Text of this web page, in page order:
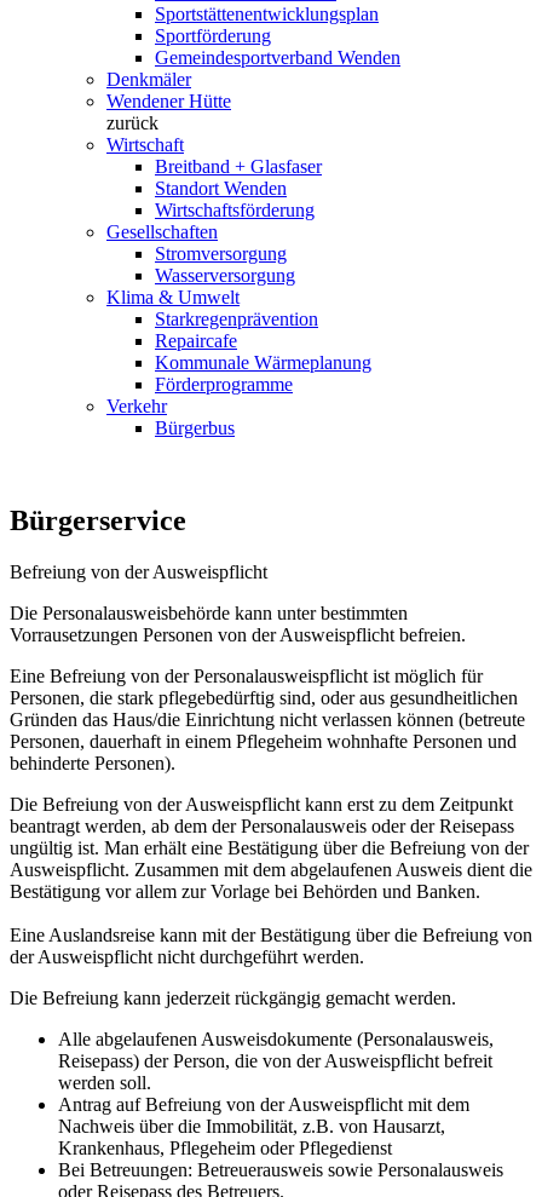
Sportstättenentwicklungsplan
Sportförderung
Gemeindesportverband Wenden
Denkmäler
Wendener Hütte
zurück
Wirtschaft
Breitband + Glasfaser
Standort Wenden
Wirtschaftsförderung
Gesellschaften
Stromversorgung
Wasserversorgung
Klima & Umwelt
Starkregenprävention
Repaircafe
Kommunale Wärmeplanung
Förderprogramme
Verkehr
Bürgerbus
Bürgerservice
Befreiung von der Ausweispflicht
Die Personalausweisbehörde kann unter bestimmten
Vorrausetzungen Personen von der Ausweispflicht befreien.
Eine Befreiung von der Personalausweispflicht ist möglich für
Personen, die stark pflegebedürftig sind, oder aus gesundheitlichen
Gründen das Haus/die Einrichtung nicht verlassen können (betreute
Personen, dauerhaft in einem Pflegeheim wohnhafte Personen und
behinderte Personen).
Die Befreiung von der Ausweispflicht kann erst zu dem Zeitpunkt
beantragt werden, ab dem der Personalausweis oder der Reisepass
ungültig ist. Man erhält eine Bestätigung über die Befreiung von der
Ausweispflicht. Zusammen mit dem abgelaufenen Ausweis dient die
Bestätigung vor allem zur Vorlage bei Behörden und Banken.
Eine Auslandsreise kann mit der Bestätigung über die Befreiung von
der Ausweispflicht nicht durchgeführt werden.
Die Befreiung kann jederzeit rückgängig gemacht werden.
Alle abgelaufenen Ausweisdokumente (Personalausweis,
Reisepass) der Person, die von der Ausweispflicht befreit
werden soll.
Antrag auf Befreiung von der Ausweispflicht mit dem
Nachweis über die Immobilität, z.B. von Hausarzt,
Krankenhaus, Pflegeheim oder Pflegedienst
Bei Betreuungen: Betreuerausweis sowie Personalausweis
oder Reisepass des Betreuers.